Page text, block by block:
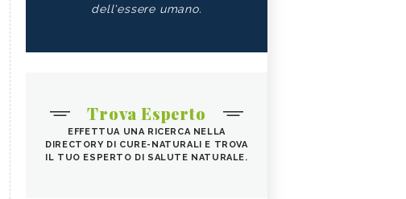
dell'essere umano.
Trova Esperto
EFFETTUA UNA RICERCA NELLA
DIRECTORY DI CURE-NATURALI E TROVA
IL TUO ESPERTO DI SALUTE NATURALE.